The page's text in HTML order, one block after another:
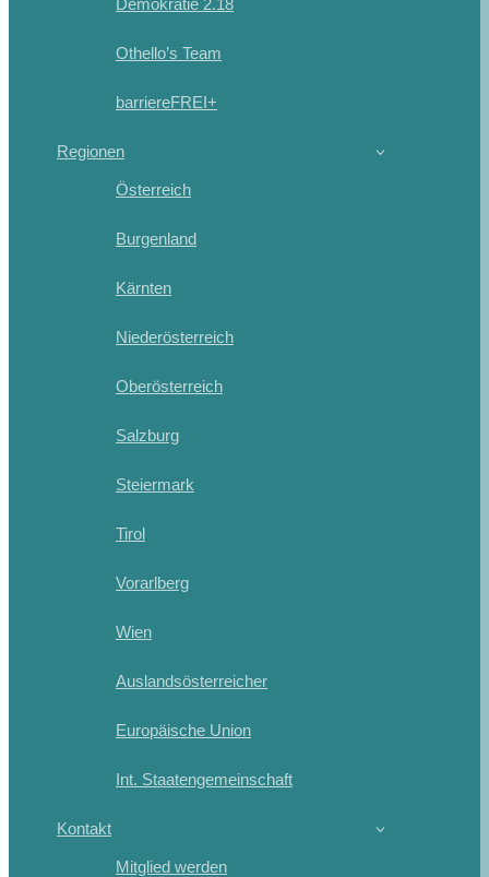
Othello’s Team
barriereFREI+
Regionen
Österreich
Burgenland
Kärnten
Niederösterreich
Oberösterreich
Salzburg
Steiermark
Tirol
Vorarlberg
Wien
Auslandsösterreicher
Europäische Union
Int. Staatengemeinschaft
Kontakt
Mitglied werden